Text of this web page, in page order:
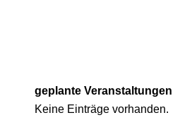
geplante Veranstaltungen
Keine Einträge vorhanden.